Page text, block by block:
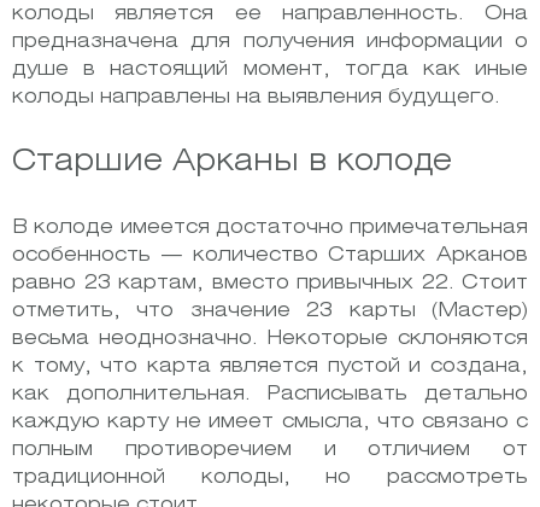
колоды является ее направленность. Она
предназначена для получения информации о
душе в настоящий момент, тогда как иные
колоды направлены на выявления будущего.
Старшие Арканы в колоде
В колоде имеется достаточно примечательная
особенность — количество Старших Арканов
равно 23 картам, вместо привычных 22. Стоит
отметить, что значение 23 карты (Мастер)
весьма неоднозначно. Некоторые склоняются
к тому, что карта является пустой и создана,
как дополнительная. Расписывать детально
каждую карту не имеет смысла, что связано с
полным противоречием и отличием от
традиционной колоды, но рассмотреть